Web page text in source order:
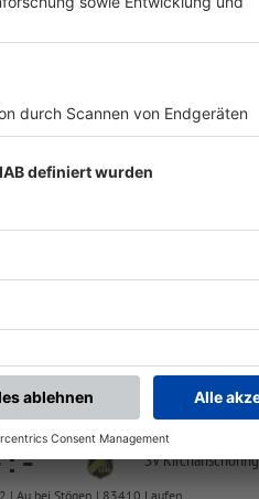
Kompletter Spielplan
29 | 5020 Salzburg
FS/I/S/1
:- SV Kirchanschöring
| Au bei Stögen | 83410 Laufen